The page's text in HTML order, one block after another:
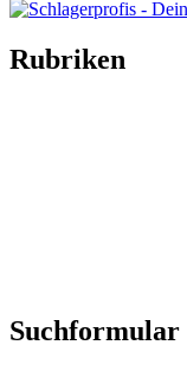
Rubriken
Suchformular